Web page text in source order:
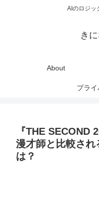
AIのロジッ
き
About
プラ
『THE SECOND
漫才師と比較され
は？